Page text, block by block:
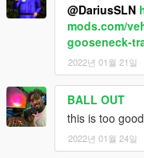
@DariusSLN
mods.com/
gooseneck-
2022년 01월 21일
BALL OUT
this is too good
2022년 01월 24일